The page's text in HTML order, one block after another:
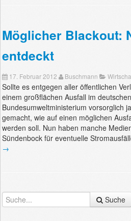
Möglicher Blackout:
entdeckt
17. Februar 2012 Buschmann
Sollte es entgegen aller öffentlichen
einem großflächen Ausfall im
Bundesumweltministerium vorsorglich
gemacht, wie auf einen möglichen
werden soll. Nun haben manche
Sündenbock für eventuelle
→
Suche